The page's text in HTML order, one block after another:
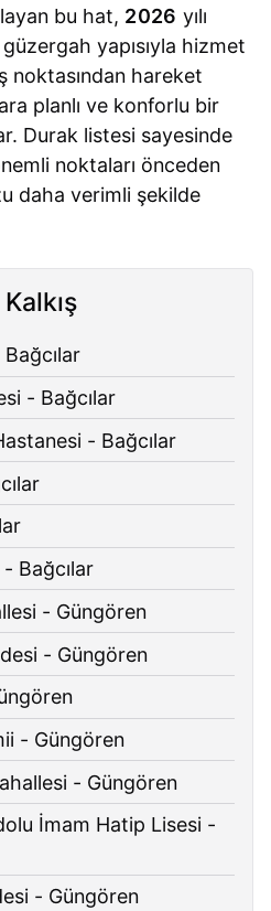
bu hat, 2026 yılı
yapısıyla hizmet
noktasından hareket
planlı ve konforlu bir
Durak listesi sayesinde
noktaları önceden
daha verimli şekilde
- Bağcılar
- Bağcılar
Bağcılar
- Güngören
- Güngören
- Güngören
- Güngören
İmam Hatip Lisesi -
- Güngören